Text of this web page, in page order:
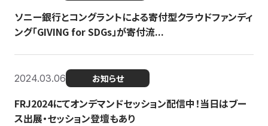
ソニー銀行とコングラントによる寄付型クラウドファンディ
ング「GIVING for SDGs」が寄付流...
2024.03.06 お知らせ
FRJ2024にてオンデマンドセッション配信中！当日はブー
ス出展・セッション登壇もあり